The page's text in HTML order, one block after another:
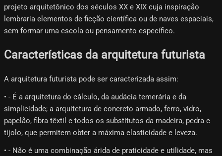
projeto arquitetônico dos séculos XX e XIX cuja inspiração
lembraria elementos de ficção científica ou de naves espaciais,
sem formar uma escola ou pensamento específico.
Características da arquitetura futurista
A arquitetura futurista pode ser caracterizada assim:
• - É a arquitetura do cálculo, da audácia temerária e da
simplicidade; a arquitetura de concreto armado, ferro, vidro,
papelão, fibra têxtil e todos os substitutos da madeira, pedra e
tijolo, que permitem obter a máxima elasticidade e leveza.
• - Não é uma combinação árida de praticidade e utilidade, mas